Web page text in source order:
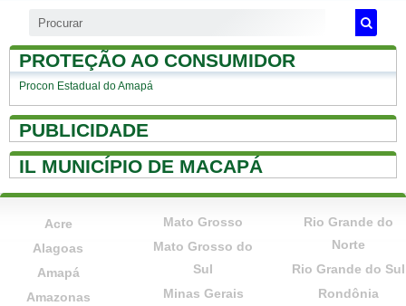
PROTEÇÃO AO CONSUMIDOR
Procon Estadual do Amapá
PUBLICIDADE
IL MUNICÍPIO DE MACAPÁ
Acre
Alagoas
Amapá
Amazonas
Mato Grosso
Mato Grosso do
Sul
Minas Gerais
Rio Grande do
Norte
Rio Grande do Sul
Rondônia